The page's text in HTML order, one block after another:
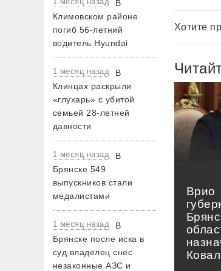
В
Климовском районе
погиб 56-летний
водитель Hyundai
1 месяц назад
В
Клинцах раскрыли
«глухарь» с убитой
семьей 28-летней
давности
1 месяц назад
В
Брянске 549
выпускников стали
медалистами
1 месяц назад
В
Брянске после иска в
суд владелец снес
незаконные АЗС и
Хотите
Врио